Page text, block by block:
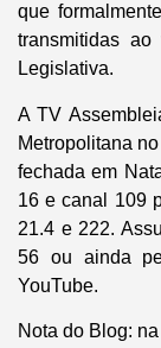
que
transmitidas
Legislativa.
A TV
Metropolitana
fechada em
16 e canal 109
21.4 e 222.
56 ou ainda
YouTube.
Nota do Blog: